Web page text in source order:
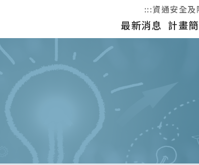
:::資通安全及
最新消息 計畫